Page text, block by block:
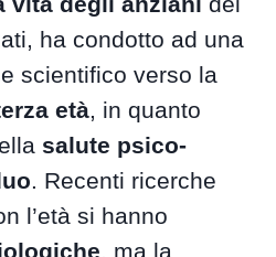
ha condotto ad una
scientifico verso la
età, in quanto
salute psico-
. Recenti ricerche
l’età si hanno
, ma la